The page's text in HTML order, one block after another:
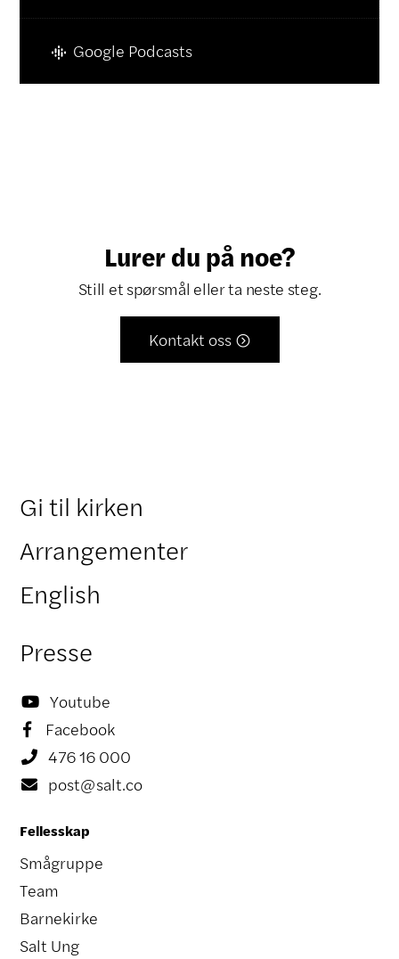
Google Podcasts
Lurer du på noe?
Still et spørsmål eller ta neste steg.
Kontakt oss 
Gi til kirken
Arrangementer
English
Presse
 Youtube
 Facebook
 476 16 000
 post@salt.co
Fellesskap
Smågruppe
Team
Barnekirke
Salt Ung